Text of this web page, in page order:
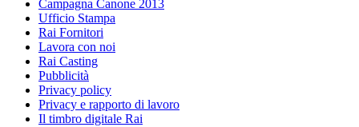
Campagna Canone 2013
Ufficio Stampa
Rai Fornitori
Lavora con noi
Rai Casting
Pubblicità
Privacy policy
Privacy e rapporto di lavoro
Il timbro digitale Rai